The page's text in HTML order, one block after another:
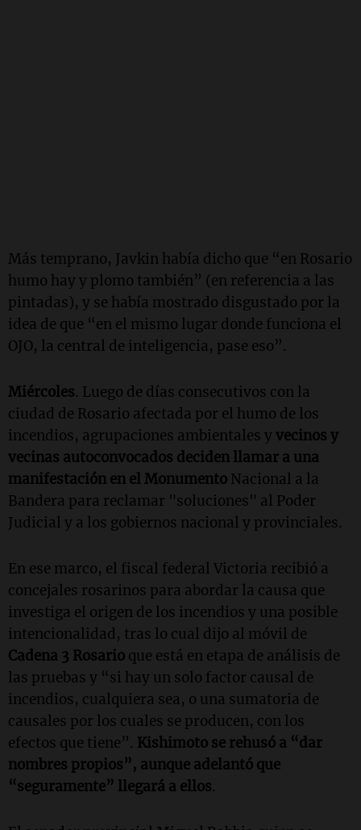
Más temprano, Javkin había dicho que “en Rosario
humo hay y plomo también” (en referencia a las
pintadas), y se había mostrado disgustado por la
idea de que “en el mismo lugar donde funciona el
OJO, la central de inteligencia, pase eso”.
Miércoles. Luego de días consecutivos con la
ciudad de Rosario afectada por el humo de los
incendios, agrupaciones ambientales yvecinos y
vecinas autoconvocados deciden llamar a una
manifestación en el Monumento Nacional a la
Bandera para reclamar "soluciones" al Poder
Judicial y a los gobiernos nacional y provinciales.
En ese marco, el fiscal federal Victoria recibió a
concejales rosarinos para abordar la causa que
investiga el origen de los incendios y una posible
intencionalidad, tras lo cual dijo al móvil de
Cadena 3 Rosario que está en etapa de análisis de
las pruebas y “si hay un solo factor causal de
incendios, cualquiera sea, o una sumatoria de
causales por los cuales se producen, con los
efectos que tiene”. Kishimoto se rehusó a “dar
nombres propios”, aunque adelantó que
“seguramente” llegará a ellos.